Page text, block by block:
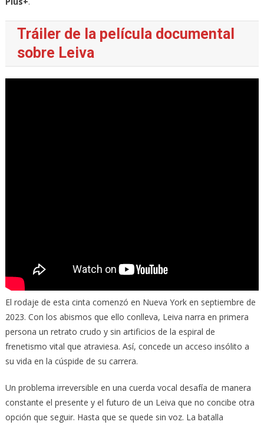
Tráiler de la película documental
sobre Leiva
El rodaje de esta cinta comenzó en Nueva York en septiembre de
2023. Con los abismos que ello conlleva, Leiva narra en primera
persona un retrato crudo y sin artificios de la espiral de
frenetismo vital que atraviesa. Así, concede un acceso insólito a
su vida en la cúspide de su carrera.
Un problema irreversible en una cuerda vocal desafía de manera
constante el presente y el futuro de un Leiva que no concibe otra
opción que seguir. Hasta que se quede sin voz. La batalla